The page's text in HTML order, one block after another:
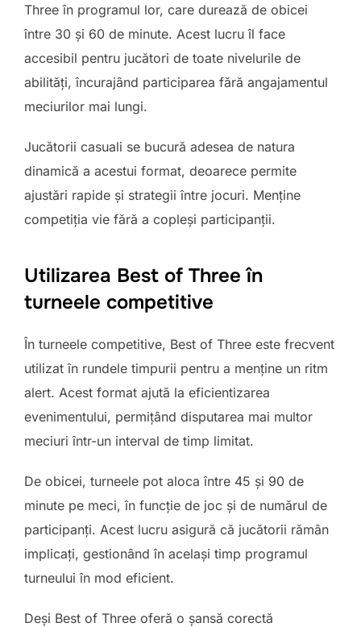
Three în programul lor, care durează de obicei
între 30 și 60 de minute. Acest lucru îl face
accesibil pentru jucători de toate nivelurile de
abilități, încurajând participarea fără angajamentul
meciurilor mai lungi.
Jucătorii casuali se bucură adesea de natura
dinamică a acestui format, deoarece permite
ajustări rapide și strategii între jocuri. Menține
competiția vie fără a copleși participanții.
Utilizarea Best of Three în
turneele competitive
În turneele competitive, Best of Three este frecvent
utilizat în rundele timpurii pentru a menține un ritm
alert. Acest format ajută la eficientizarea
evenimentului, permițând disputarea mai multor
meciuri într-un interval de timp limitat.
De obicei, turneele pot aloca între 45 și 90 de
minute pe meci, în funcție de joc și de numărul de
participanți. Acest lucru asigură că jucătorii rămân
implicați, gestionând în același timp programul
turneului în mod eficient.
Deși Best of Three oferă o șansă corectă